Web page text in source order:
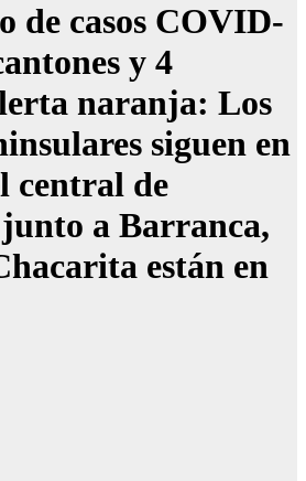
de casos COVID-
y 4
naranja: Los
siguen en
central de
a Barranca,
están en